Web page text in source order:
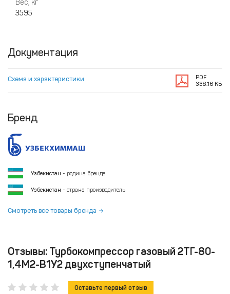
Вес, кг
3595
Документация
Схема и характеристики
PDF
338.16 КБ
Бренд
Узбекистан - родина бренда
Узбекистан - страна производитель
Смотреть все товары бренда
Отзывы: Турбокомпрессор газовый 2ТГ-80-
1,4М2-В1У2 двухступенчатый
Оставьте первый отзыв